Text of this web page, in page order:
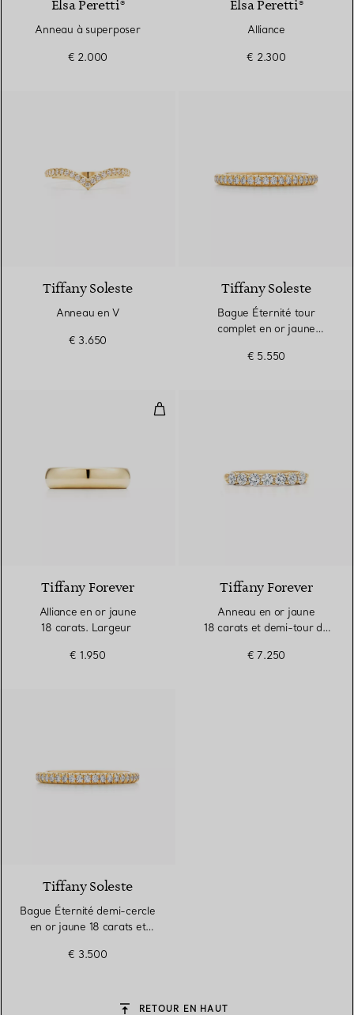
Elsa Peretti®
Anneau à superposer
€ 2.000
Elsa Peretti®
Alliance
€ 2.300
Tiffany Soleste
Anneau en V
€ 3.650
Tiffany Soleste
Bague Éternité tour
complet en or jaune
€ 5.550
Alliance en or jaune 18 carats.
Tiffany Forever
Alliance en or jaune
18 carats. Largeur
€ 1.950
Tiffany Forever
Anneau en or jaune
18 carats et demi-tour de
€ 7.250
Tiffany Soleste
Bague Éternité demi-cercle
en or jaune 18 carats et
€ 3.500
RETOUR EN HAUT